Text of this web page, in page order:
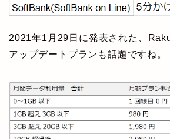
2021年1月29日に発表された、
アップデートプランも話題ですね。